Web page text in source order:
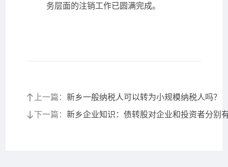
务层面的注销工作已圆满完成。
上一篇：新乡一般纳税人可以转为小规模纳税人吗？
下一篇：新乡企业知识：债转股对企业和投资者分别